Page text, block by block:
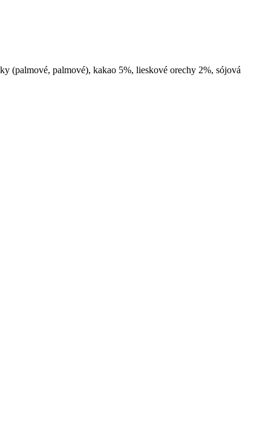
(palmové, palmové), kakao 5%, lieskové orechy 2%, sójová